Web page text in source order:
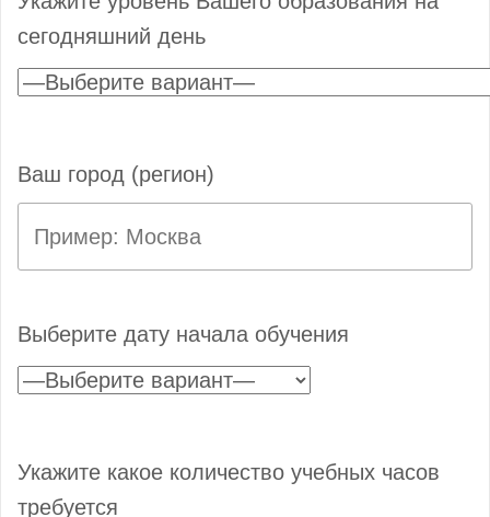
сегодняшний день
Ваш город (регион)
Выберите дату начала обучения
Укажите какое количество учебных часов
требуется